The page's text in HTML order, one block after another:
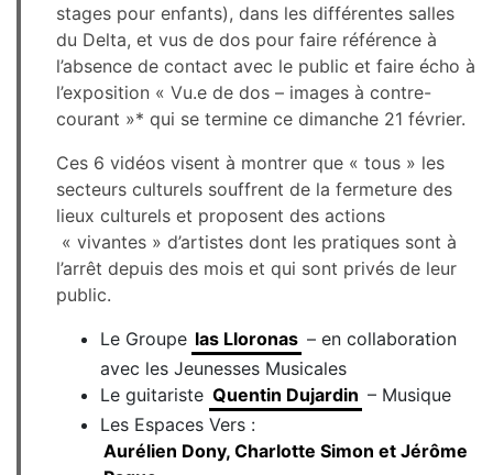
stages pour enfants), dans les différentes salles
du Delta, et vus de dos pour faire référence à
l’absence de contact avec le public et faire écho à
l’exposition « Vu.e de dos – images à contre-
courant »* qui se termine ce dimanche 21 février.
Ces 6 vidéos visent à montrer que « tous » les
secteurs culturels souffrent de la fermeture des
lieux culturels et proposent des actions
« vivantes » d’artistes dont les pratiques sont à
l’arrêt depuis des mois et qui sont privés de leur
public.
Le Groupe las Lloronas – en collaboration
avec les Jeunesses Musicales
Le guitariste Quentin Dujardin – Musique
Les Espaces Vers :
Aurélien Dony, Charlotte Simon et Jérôme